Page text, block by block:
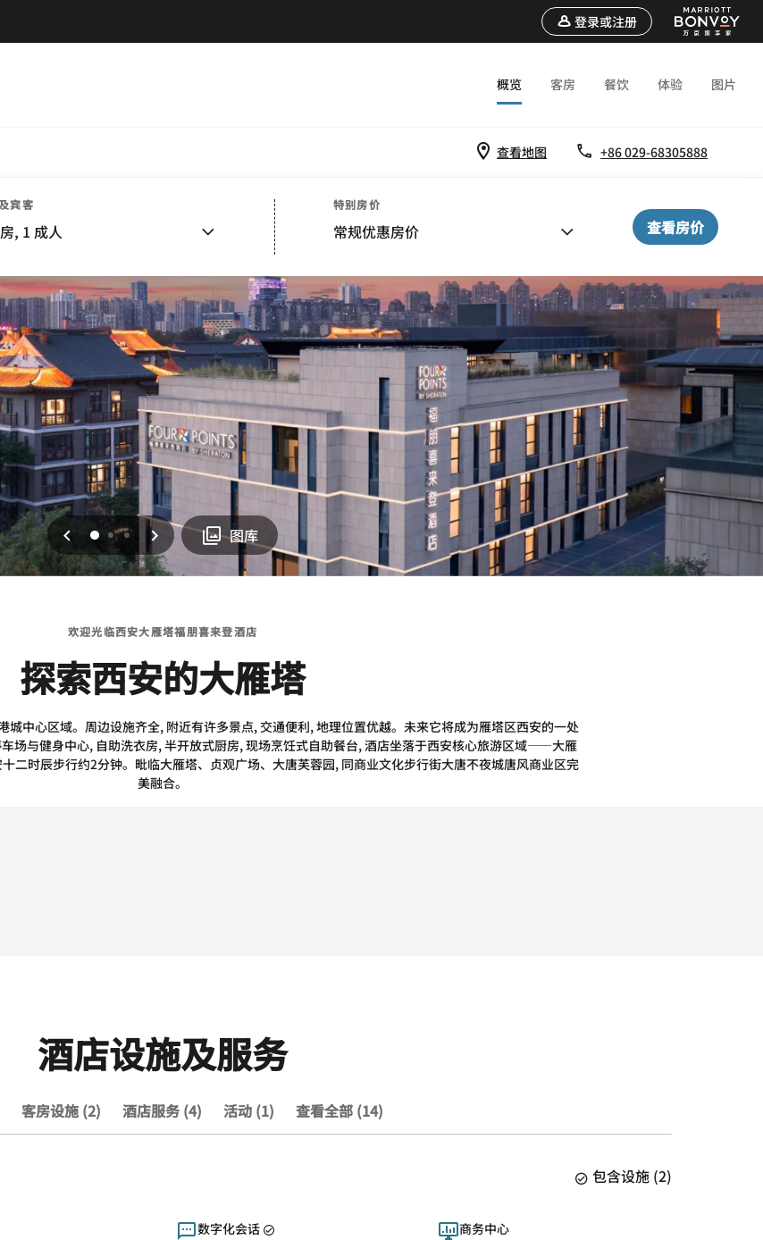
登录或注册
概览 客房 餐饮 体验 图片
查看地图 +86 029-68305888
宾客
, 1 成人
特别房价
常规优惠房价 查看房价
上一页
0 12 下一页 图库
欢迎光临西安大雁塔福朋喜来登酒店
探索西安的大雁塔
中心区域。周边设施齐全, 附近有许多景点, 交通便利, 地理位置优越。未来它将成为雁塔区西安的一处
场与健身中心, 自助洗衣房, 半开放式厨房, 现场烹饪式自助餐台, 酒店坐落于西安核心旅游区域——大雁
二时辰步行约2分钟。毗临大雁塔、贞观广场、大唐芙蓉园, 同商业文化步行街大唐不夜城唐风商业区完
美融合。
酒店设施及服务
客房设施 (2) 酒店服务 (4) 活动 (1) 查看全部 (14)
包含设施 (2)
数字化会话 商务中心